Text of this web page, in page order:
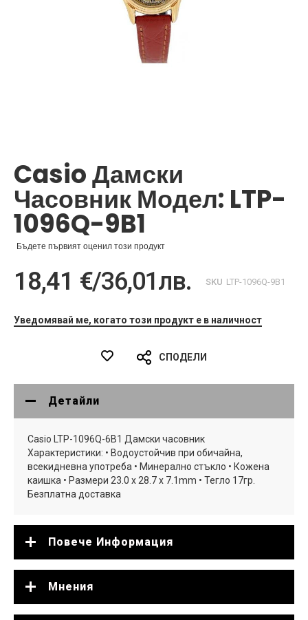
на
галерия
със
снимки
Casio Дамски
Часовник Модел: LTP-
1096Q-9B1
Бъдете първият оценил този продукт
18,41 €/36,01лв. SKU LTP-1096Q-9B1
Уведомявай ме, когато този продукт е в наличност
СПОДЕЛИ
Детайли
Casio LTP-1096Q-6B1 Дамски часовник
Характеристики: • Водоустойчив при обичайна,
всекидневна употреба • Минерално стъкло • Кожена
каишка • Размери 23.0 х 28.7 х 7.1mm • Тегло 17гр.
Безплатна доставка
Повече Информация
Мнения